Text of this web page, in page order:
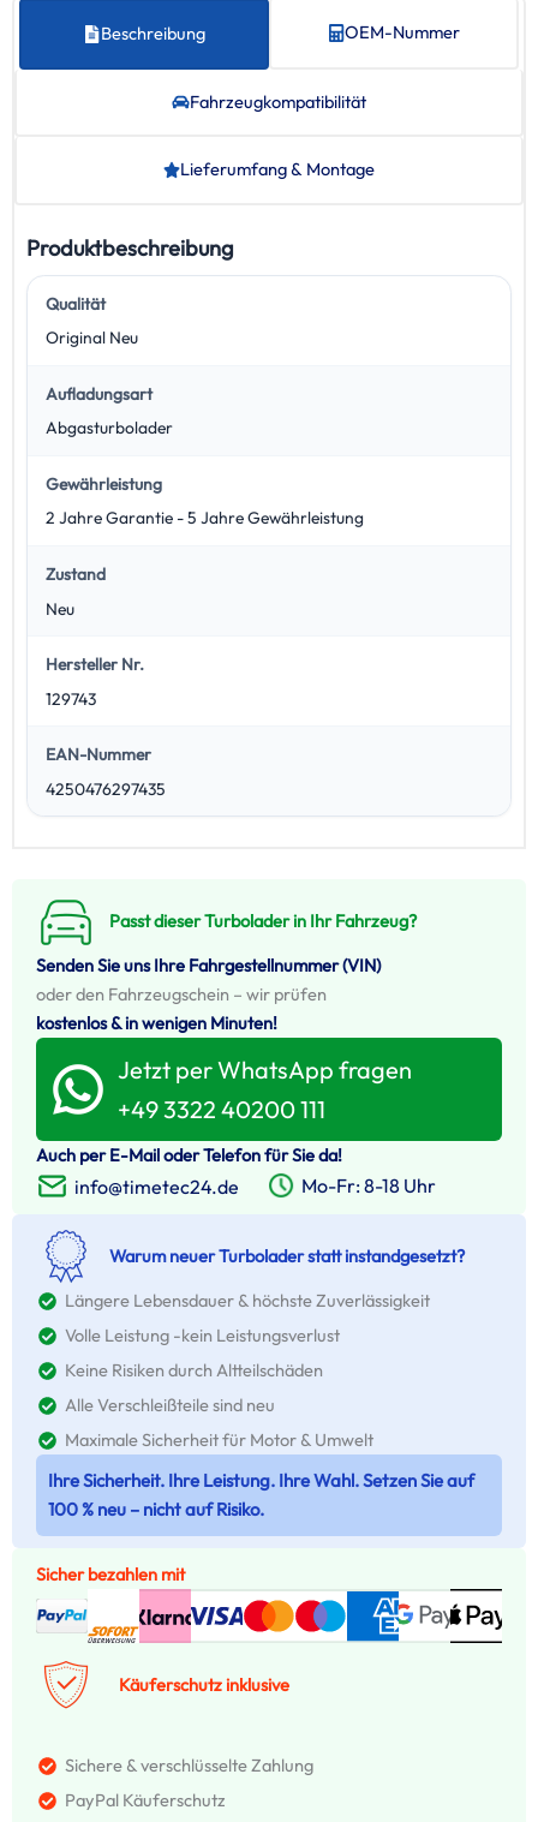
Beschreibung OEM-Nummer
Fahrzeug­kompatibilität
Lieferumfang & Montage
Produktbeschreibung
Qualität
Original Neu
Aufladungsart
Abgasturbolader
Gewährleistung
2 Jahre Garantie - 5 Jahre Gewährleistung
Zustand
Neu
Hersteller Nr.
129743
EAN-Nummer
4250476297435
Passt dieser Turbolader in Ihr Fahrzeug?
Senden Sie uns Ihre Fahrgestellnummer (VIN)
oder den Fahrzeugschein – wir prüfen
kostenlos & in wenigen Minuten!
Jetzt per WhatsApp fragen
+49 3322 40200 111
Auch per E-Mail oder Telefon für Sie da!
info@timetec24.de Mo-Fr: 8-18 Uhr
Warum neuer Turbolader statt instandgesetzt?
Längere Lebensdauer & höchste Zuverlässigkeit
Volle Leistung -kein Leistungsverlust
Keine Risiken durch Altteilschäden
Alle Verschleißteile sind neu
Maximale Sicherheit für Motor & Umwelt
Ihre Sicherheit. Ihre Leistung. Ihre Wahl. Setzen Sie auf
100 % neu – nicht auf Risiko.
Sicher bezahlen mit
Käuferschutz inklusive
Sichere & verschlüsselte Zahlung
PayPal Käuferschutz